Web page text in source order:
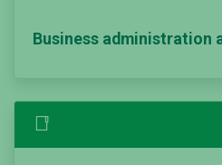
Business administration